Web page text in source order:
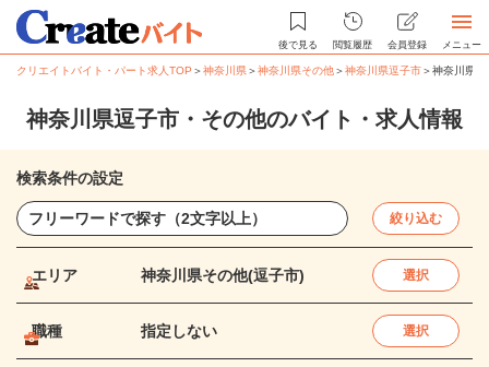
後で見る 閲覧履歴 会員登録 メニュー
クリエイトバイト・パート求人TOP ＞神奈川県＞神奈川県その他＞神奈川県逗子市＞神奈川県
神奈川県逗子市・その他のバイト・求人情報
検索条件の設定
絞り込む
エリア 神奈川県その他(逗子市) 選択
職種 指定しない 選択